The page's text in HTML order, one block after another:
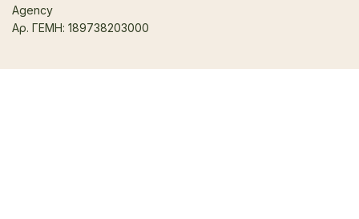
Agency
Αρ. ΓΕΜΗ: 189738203000